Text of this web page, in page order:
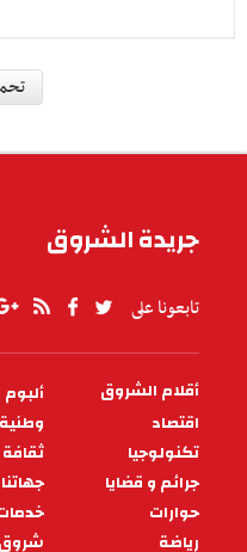
التلاعب
العالمية
ربما مثلت فضيحة
التركية التي أعلن عنها